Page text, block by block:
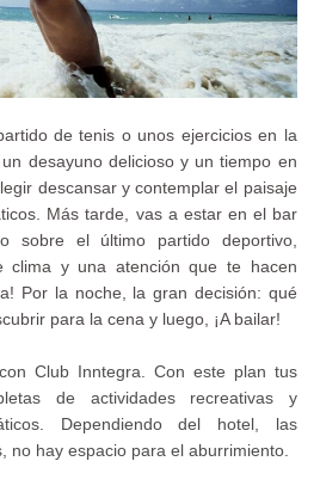
de tenis o unos ejercicios en la
desayuno delicioso y un tiempo en
descansar y contemplar el paisaje
Más tarde, vas a estar en el bar
sobre el último partido deportivo,
clima y una atención que te hacen
Por la noche, la gran decisión: qué
para la cena y luego, ¡A bailar!
Club Inntegra. Con este plan tus
de actividades recreativas y
Dependiendo del hotel, las
no hay espacio para el aburrimiento.